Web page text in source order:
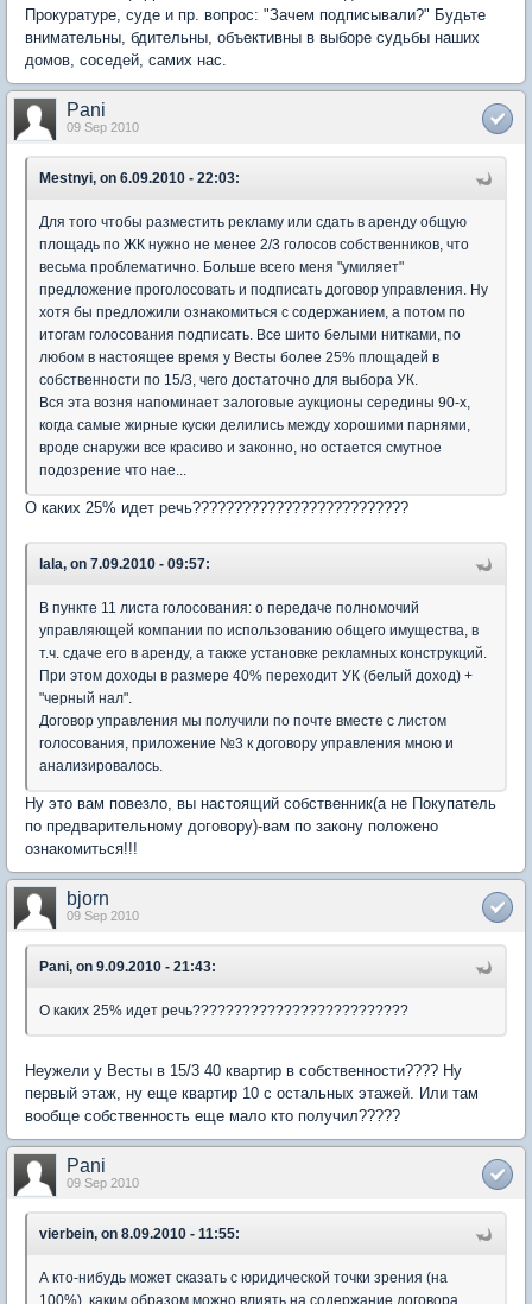
Прокуратуре, суде и пр. вопрос: "Зачем подписывали?" Будьте
внимательны, бдительны, объективны в выборе судьбы наших
домов, соседей, самих нас.
Pani
09 Sep 2010
Mestnyi, on 6.09.2010 - 22:03:
Для того чтобы разместить рекламу или сдать в аренду общую
площадь по ЖК нужно не менее 2/3 голосов собственников, что
весьма проблематично. Больше всего меня "умиляет"
предложение проголосовать и подписать договор управления. Ну
хотя бы предложили ознакомиться с содержанием, а потом по
итогам голосования подписать. Все шито белыми нитками, по
любом в настоящее время у Весты более 25% площадей в
собственности по 15/3, чего достаточно для выбора УК.
Вся эта возня напоминает залоговые аукционы середины 90-х,
когда самые жирные куски делились между хорошими парнями,
вроде снаружи все красиво и законно, но остается смутное
подозрение что нае...
О каких 25% идет речь??????????????????????????
lala, on 7.09.2010 - 09:57:
В пункте 11 листа голосования: о передаче полномочий
управляющей компании по использованию общего имущества, в
т.ч. сдаче его в аренду, а также установке рекламных конструкций.
При этом доходы в размере 40% переходит УК (белый доход) +
"черный нал".
Договор управления мы получили по почте вместе с листом
голосования, приложение №3 к договору управления мною и
анализировалось.
Ну это вам повезло, вы настоящий собственник(а не Покупатель
по предварительному договору)-вам по закону положено
ознакомиться!!!
bjorn
09 Sep 2010
Pani, on 9.09.2010 - 21:43:
О каких 25% идет речь??????????????????????????
Неужели у Весты в 15/3 40 квартир в собственности???? Ну
первый этаж, ну еще квартир 10 с остальных этажей. Или там
вообще собственность еще мало кто получил?????
Pani
09 Sep 2010
vierbein, on 8.09.2010 - 11:55:
А кто-нибудь может сказать с юридической точки зрения (на
100%), каким образом можно влиять на содержание договора